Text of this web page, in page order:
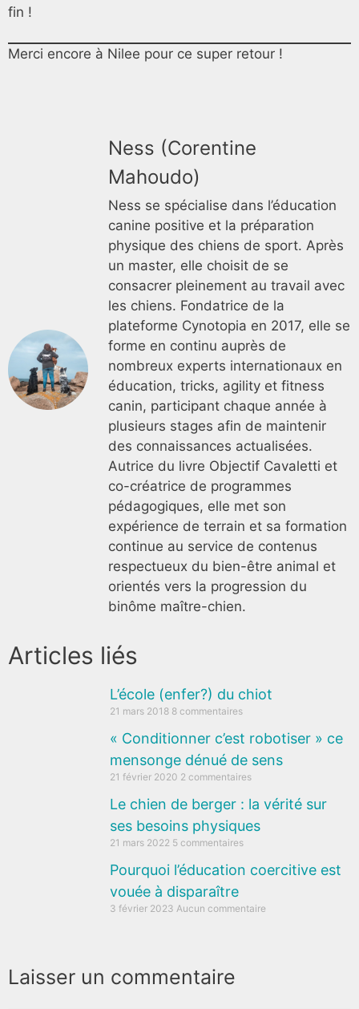
fin !
Merci encore à Nilee pour ce super retour !
Ness (Corentine
Mahoudo)
Ness se spécialise dans l’éducation
canine positive et la préparation
physique des chiens de sport. Après
un master, elle choisit de se
consacrer pleinement au travail avec
les chiens. Fondatrice de la
plateforme Cynotopia en 2017, elle se
forme en continu auprès de
nombreux experts internationaux en
éducation, tricks, agility et fitness
canin, participant chaque année à
plusieurs stages afin de maintenir
des connaissances actualisées.
Autrice du livre Objectif Cavaletti et
co-créatrice de programmes
pédagogiques, elle met son
expérience de terrain et sa formation
continue au service de contenus
respectueux du bien-être animal et
orientés vers la progression du
binôme maître-chien.
Articles liés
L’école (enfer?) du chiot
21 mars 2018 8 commentaires
« Conditionner c’est robotiser » ce
mensonge dénué de sens
21 février 2020 2 commentaires
Le chien de berger : la vérité sur
ses besoins physiques
21 mars 2022 5 commentaires
Pourquoi l’éducation coercitive est
vouée à disparaître
3 février 2023 Aucun commentaire
Laisser un commentaire